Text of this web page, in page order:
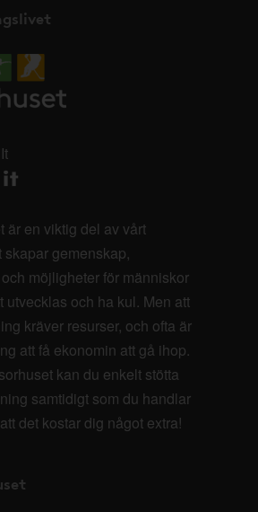
är en viktig del av vårt
gemenskap,
möjligheter för människor
utvecklas och ha kul. Men att
kräver resurser, och ofta är
att få ekonomin att gå ihop.
kan du enkelt stötta
samtidigt som du handlar
det kostar dig något extra!